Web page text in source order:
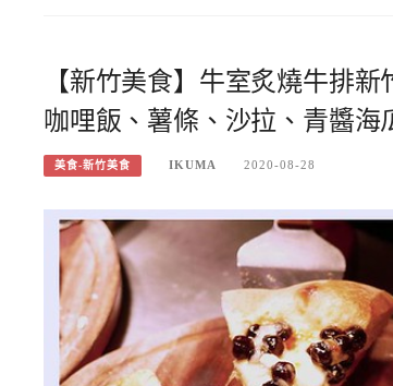
【新竹美食】牛室炙燒牛排
咖哩飯、薯條、沙拉、青醬海
美食-新竹美食 IKUMA 2020-08-28